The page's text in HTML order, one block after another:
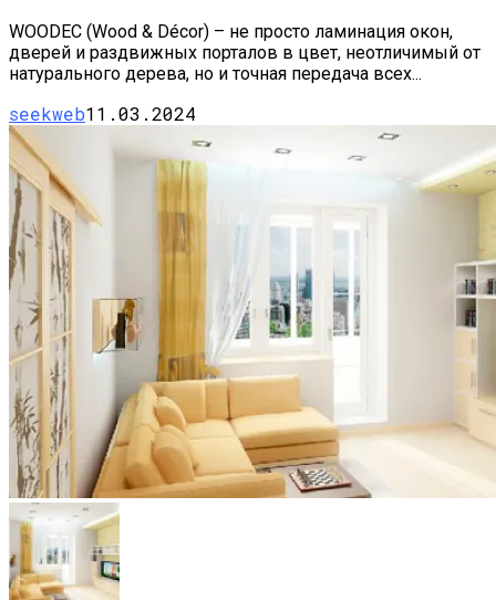
WOODEC (Wood & Décor) – не просто ламинация окон,
дверей и раздвижных порталов в цвет, неотличимый от
натурального дерева, но и точная передача всех...
seekweb11.03.2024